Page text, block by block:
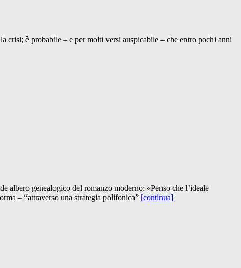
crisi; è probabile – e per molti versi auspicabile – che entro pochi anni
albero genealogico del romanzo moderno: «Penso che l’ideale
– “attraverso una strategia polifonica” [continua]